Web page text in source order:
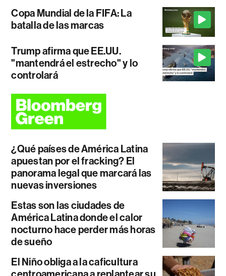
Copa Mundial de la FIFA: La
batalla de las marcas
Trump afirma que EE.UU.
"mantendrá el estrecho" y lo
controlará
¿Qué países de América Latina
apuestan por el fracking? El
panorama legal que marcará las
nuevas inversiones
Estas son las ciudades de
América Latina donde el calor
nocturno hace perder más horas
de sueño
El Niño obliga a la caficultura